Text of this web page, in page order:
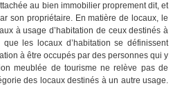
au bien immobilier proprement dit, et
son propriétaire. En matière de locaux, le
à usage d’habitation de ceux destinés à
les locaux d’habitation se définissent
à être occupés par des personnes qui y
meublée de tourisme ne relève pas de
des locaux destinés à un autre usage.